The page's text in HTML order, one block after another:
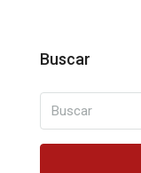
Buscar